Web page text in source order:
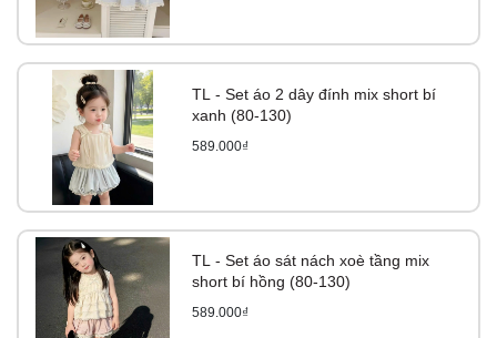
TL - Set áo 2 dây đính mix short bí
xanh (80-130)
589.000₫
TL - Set áo sát nách xoè tầng mix
short bí hồng (80-130)
589.000₫